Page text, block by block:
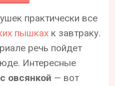
практически все
пышках к завтраку.
речь пойдет
Интересные
овсянкой — вот